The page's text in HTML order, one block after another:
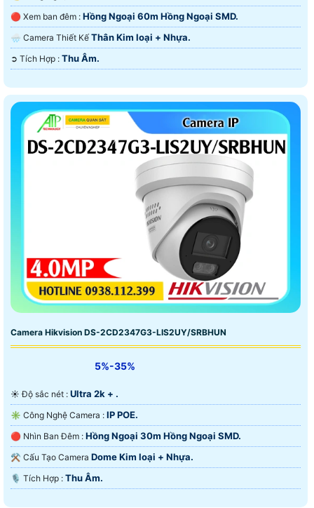
🔴 Xem ban đêm : Hồng Ngoại 60m Hồng Ngoại SMD.
🌧️ Camera Thiết Kế Thân Kim loại + Nhựa.
️➲ Tích Hợp : Thu Âm.
Camera Hikvision DS-2CD2347G3-LIS2UY/SRBHUN
5%-35%
☀️ Độ sắc nét : Ultra 2k + .
✳️ Công Nghệ Camera : IP POE.
🔴 Nhìn Ban Đêm : Hồng Ngoại 30m Hồng Ngoại SMD.
⚒ Cấu Tạo Camera Dome Kim loại + Nhựa.
️🎙 Tích Hợp : Thu Âm.